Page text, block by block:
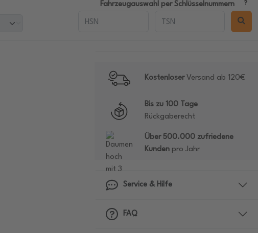
Fahrzeugauswahl per Schlüsselnummern
KostenloserVersand ab 120€
Bis zu 100 Tage
Rückgaberecht
Über 500.000 zufriedene
Kundenpro Jahr
Service & Hilfe
FAQ